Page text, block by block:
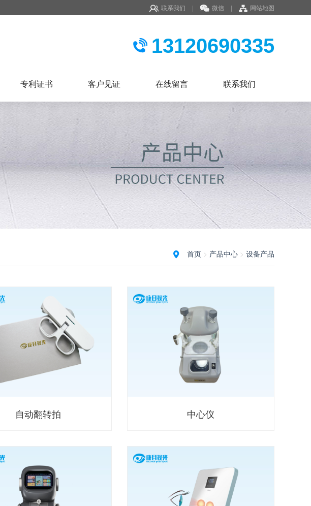
联系我们 | 微信 | 网站地图
13120690335
专利证书 客户见证 在线留言 联系我们
首页 > 产品中心 > 设备产品
自动翻转拍 中心仪